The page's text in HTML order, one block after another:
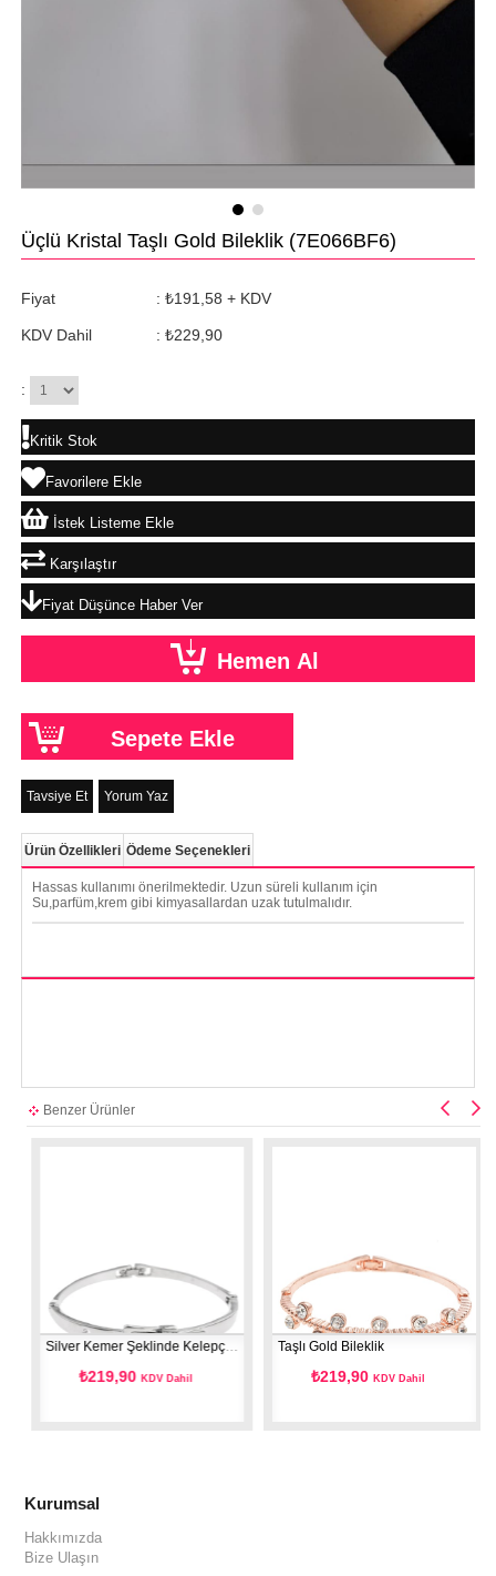
Üçlü Kristal Taşlı Gold Bileklik (7E066BF6)
Fiyat : ₺191,58 + KDV
KDV Dahil : ₺229,90
:
Kritik Stok
Favorilere Ekle
İstek Listeme Ekle
Karşılaştır
Fiyat Düşünce Haber Ver
Tavsiye Et Yorum Yaz
Ürün Özellikleri Ödeme Seçenekleri
Hassas kullanımı önerilmektedir. Uzun süreli kullanım için
Su,parfüm,krem gibi kimyasallardan uzak tutulmalıdır.
Benzer Ürünler
Silver Kemer Şeklinde Kelepçe Bileklik
₺219,90 KDV Dahil
Taşlı Gold Bileklik
₺219,90 KDV Dahil
Kurumsal
Hakkımızda
Bize Ulaşın